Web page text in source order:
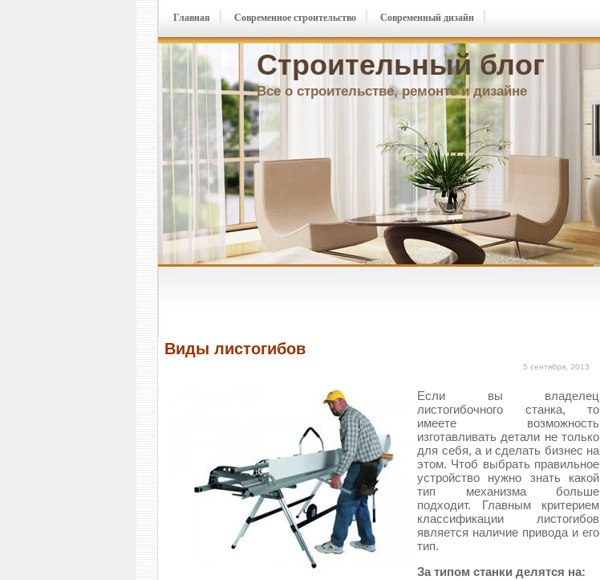
Строительный блог
Все о строительстве, ремонте и дизайне
Главная Современное строительство Современный дизайн
Виды листогибов
5 сентября, 2013
Если вы владелец
листогибочного станка, то
имеете возможность
изготавливать детали не только
для себя, а и сделать бизнес на
этом. Чтоб выбрать правильное
устройство нужно знать какой
тип механизма больше
подходит. Главным критерием
классификации листогибов
является наличие привода и его
тип.
За типом станки делятся на: